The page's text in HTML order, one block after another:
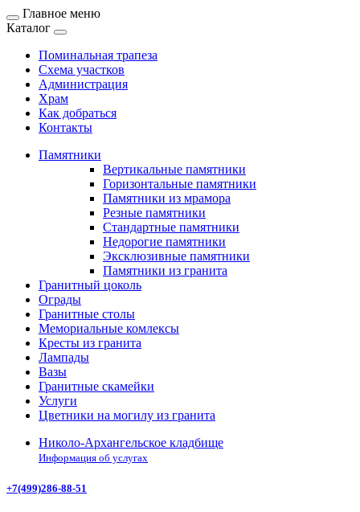
Главное меню
Каталог
Поминальная трапеза
Схема участков
Администрация
Храм
Как добраться
Контакты
Памятники
Вертикальные памятники
Горизонтальные памятники
Памятники из мрамора
Резные памятники
Стандартные памятники
Недорогие памятники
Эксклюзивные памятники
Памятники из гранита
Гранитный цоколь
Ограды
Гранитные столы
Мемориальные комлексы
Кресты из гранита
Лампады
Вазы
Гранитные скамейки
Услуги
Цветники на могилу из гранита
Николо-Архангельское кладбище
Информация об услугах
+7(499)286-88-51